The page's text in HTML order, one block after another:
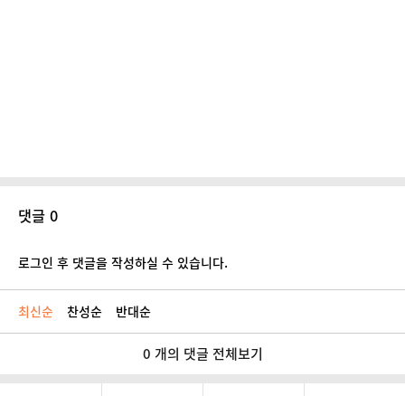
댓글 0
로그인 후 댓글을 작성하실 수 있습니다.
최신순 찬성순 반대순
0 개의 댓글 전체보기